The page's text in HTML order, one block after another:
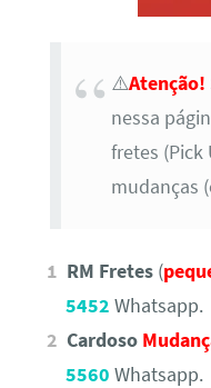
⚠️Atenção!
nessa
fretes (Pick
mudanças
RM Fretes (
5452 Whatsapp.
Cardoso
5560 Whatsapp.